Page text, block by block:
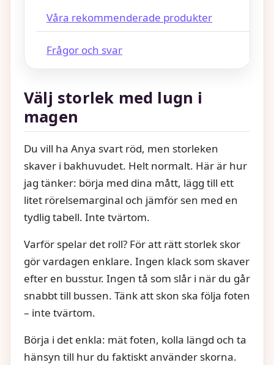
Våra rekommenderade produkter
Frågor och svar
Välj storlek med lugn i
magen
Du vill ha Anya svart röd, men storleken
skaver i bakhuvudet. Helt normalt. Här är hur
jag tänker: börja med dina mått, lägg till ett
litet rörelsemarginal och jämför sen med en
tydlig tabell. Inte tvärtom.
Varför spelar det roll? För att rätt storlek skor
gör vardagen enklare. Ingen klack som skaver
efter en busstur. Ingen tå som slår i när du går
snabbt till bussen. Tänk att skon ska följa foten
– inte tvärtom.
Börja i det enkla: mät foten, kolla längd och ta
hänsyn till hur du faktiskt använder skorna.